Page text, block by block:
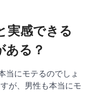
実感できる
ある？
当にモテるのでしょ
が、男性も本当にモ